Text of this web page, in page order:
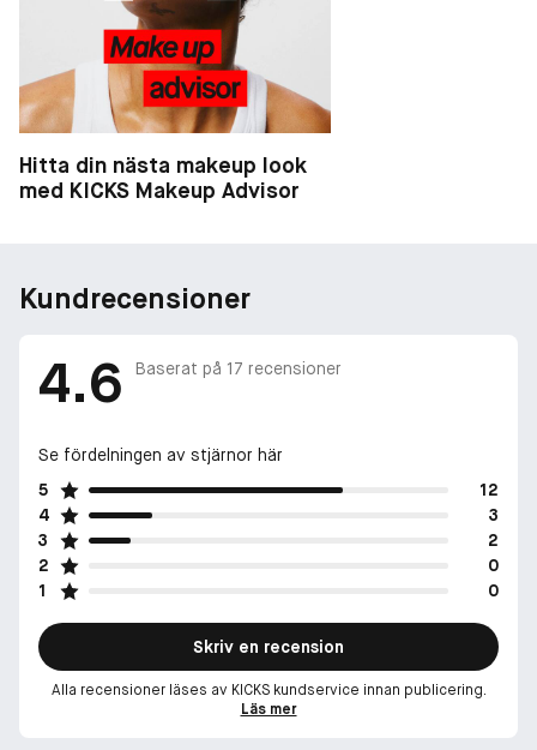
Hitta din nästa makeup look
med KICKS Makeup Advisor
Kundrecensioner
4.6 Baserat på 17 recensioner
Se fördelningen av stjärnor här
5
12
4
3
3
2
2
0
1
0
Skriv en recension
Alla recensioner läses av KICKS kundservice innan publicering.
Läs mer